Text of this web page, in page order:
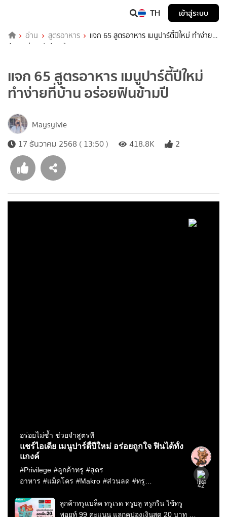
TH เข้าสู่ระบบ
อ่าน สูตรอาหาร
แจก 65 สูตรอาหาร เมนูปาร์ตี้ปีใหม่ ทำง่ายที่
บ้าน อร่อยฟินข้ามปี
แจก 65 สูตรอาหาร เมนูปาร์ตี้ปีใหม่
ทำง่ายที่บ้าน อร่อยฟินข้ามปี
Maysylvie
17 ธันวาคม 2568 ( 13:50 )
418.8K 2